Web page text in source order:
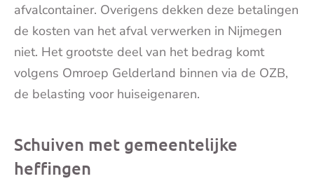
afvalcontainer. Overigens dekken deze betalingen
de kosten van het afval verwerken in Nijmegen
niet. Het grootste deel van het bedrag komt
volgens Omroep Gelderland binnen via de OZB,
de belasting voor huiseigenaren.
Schuiven met gemeentelijke
heffingen